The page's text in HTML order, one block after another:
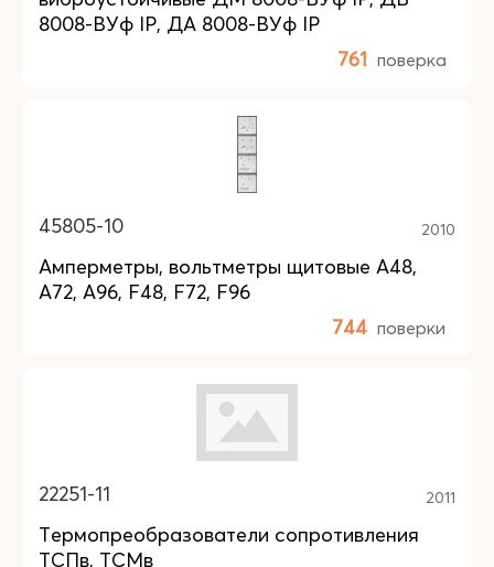
8008-ВУф IP, ДА 8008-ВУф IP
761 поверка
45805-10 2010
Амперметры, вольтметры щитовые А48,
А72, А96, F48, F72, F96
744 поверки
22251-11 2011
Термопреобразователи сопротивления
ТСПв, ТСМв